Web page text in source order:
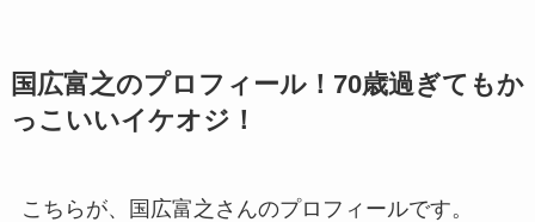
国広富之のプロフィール！70歳過ぎてもか
っこいいイケオジ！
こちらが、国広富之さんのプロフィールです。